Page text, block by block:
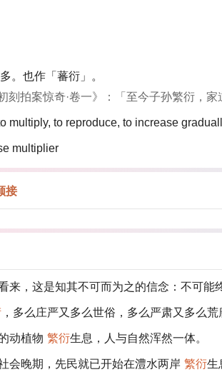
。也作「蕃衍」。
初刻拍案惊奇·卷一》：「至今子孙繁衍，家
multiply, to reproduce, to increase
multiplier
接
来，这是知其不可而为之的信念：不可能
，多么庄严又多么世俗，多么严肃又多么荒
动植物 繁衍生息，人与自然浑然一体。
会晚期，先民就已开始在澧水两岸 繁衍生